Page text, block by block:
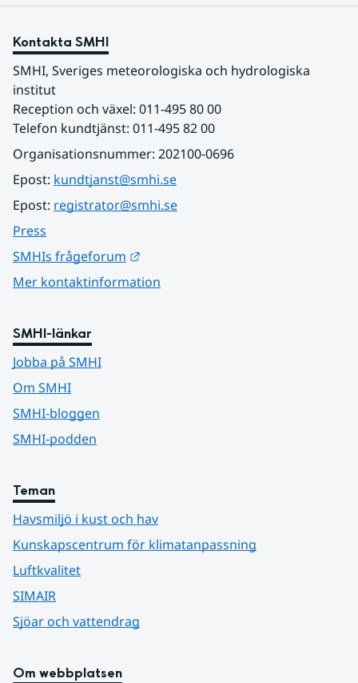
Kontakta SMHI
SMHI, Sveriges meteorologiska och hydrologiska
institut
Reception och växel: 011-495 80 00
Telefon kundtjänst: 011-495 82 00
Organisationsnummer: 202100-0696
Epost: kundtjanst@smhi.se
Epost: registrator@smhi.se
Press
SMHIs frågeforum
Mer kontaktinformation
SMHI-länkar
Jobba på SMHI
Om SMHI
SMHI-bloggen
SMHI-podden
Teman
Havsmiljö i kust och hav
Kunskapscentrum för klimatanpassning
Luftkvalitet
SIMAIR
Sjöar och vattendrag
Om webbplatsen